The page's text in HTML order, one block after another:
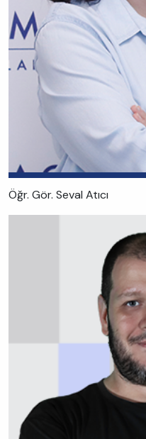
Öğr. Gör. Seval Atıcı